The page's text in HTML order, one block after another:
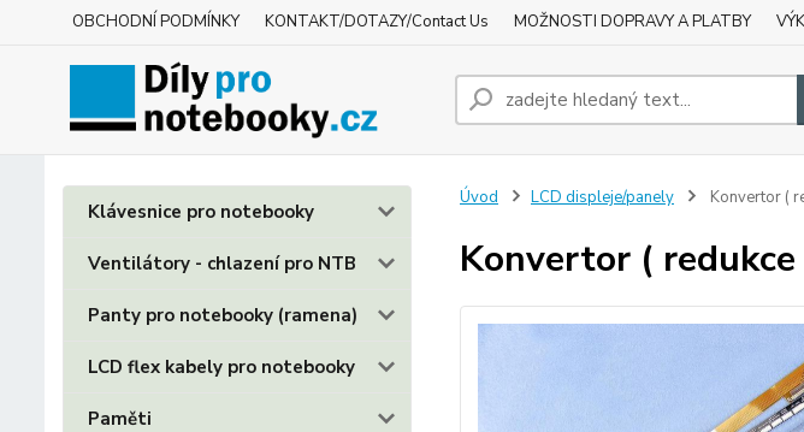
OBCHODNÍ PODMÍNKY KONTAKT/DOTAZY/Contact Us MOŽNOSTI DOPRAVY A PLATBY
Klávesnice pro notebooky
Ventilátory - chlazení pro NTB
Panty pro notebooky (ramena)
LCD flex kabely pro notebooky
Paměti
Úvod LCD displeje/panely Konvertor (
Konvertor ( redukce